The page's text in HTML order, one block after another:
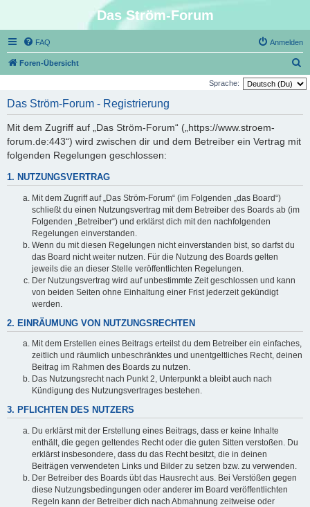
Das Ström-Forum
FAQ Anmelden
Foren-Übersicht
u
Sprache:
Das Ström-Forum - Registrierung
Mit dem Zugriff auf „Das Ström-Forum“ („https://www.stroem-
forum.de:443“) wird zwischen dir und dem Betreiber ein Vertrag mit
folgenden Regelungen geschlossen:
1. NUTZUNGSVERTRAG
Mit dem Zugriff auf „Das Ström-Forum“ (im Folgenden „das Board“)
schließt du einen Nutzungsvertrag mit dem Betreiber des Boards ab (im
Folgenden „Betreiber“) und erklärst dich mit den nachfolgenden
Regelungen einverstanden.
Wenn du mit diesen Regelungen nicht einverstanden bist, so darfst du
das Board nicht weiter nutzen. Für die Nutzung des Boards gelten
jeweils die an dieser Stelle veröffentlichten Regelungen.
Der Nutzungsvertrag wird auf unbestimmte Zeit geschlossen und kann
von beiden Seiten ohne Einhaltung einer Frist jederzeit gekündigt
werden.
2. EINRÄUMUNG VON NUTZUNGSRECHTEN
Mit dem Erstellen eines Beitrags erteilst du dem Betreiber ein einfaches,
zeitlich und räumlich unbeschränktes und unentgeltliches Recht, deinen
Beitrag im Rahmen des Boards zu nutzen.
Das Nutzungsrecht nach Punkt 2, Unterpunkt a bleibt auch nach
Kündigung des Nutzungsvertrages bestehen.
3. PFLICHTEN DES NUTZERS
Du erklärst mit der Erstellung eines Beitrags, dass er keine Inhalte
enthält, die gegen geltendes Recht oder die guten Sitten verstoßen. Du
erklärst insbesondere, dass du das Recht besitzt, die in deinen
Beiträgen verwendeten Links und Bilder zu setzen bzw. zu verwenden.
Der Betreiber des Boards übt das Hausrecht aus. Bei Verstößen gegen
diese Nutzungsbedingungen oder anderer im Board veröffentlichten
Regeln kann der Betreiber dich nach Abmahnung zeitweise oder